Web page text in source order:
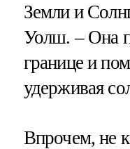
Земли и
Уолш. – Она
границе и
удерживая
Впрочем, не